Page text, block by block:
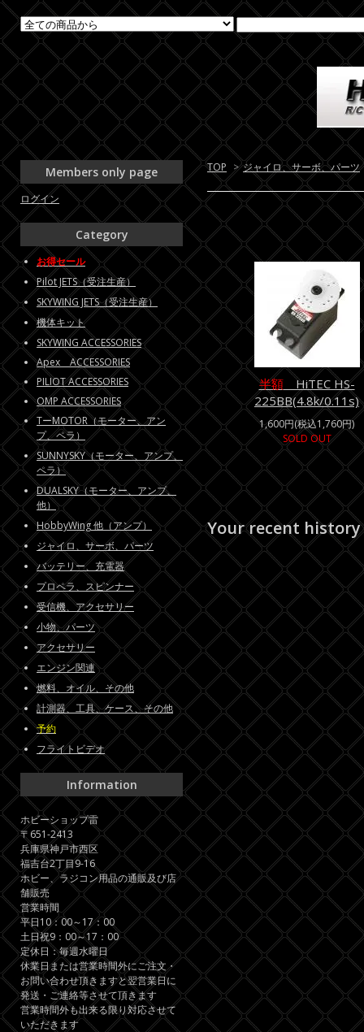
TOP > ジャイロ、サーボ、パーツ
半額HiTEC HS-
225BB(4.8k/0.11s)
1,600円(税込1,760円)
SOLD OUT
Your recent history
Members only page
ログイン
Category
お得セール
Pilot JETS（受注生産）
SKYWING JETS（受注生産）
機体キット
SKYWING ACCESSORIES
Apex ACCESSORIES
PILIOT ACCESSORIES
OMP ACCESSORIES
TーMOTOR（モーター、アン
プ、ペラ）
SUNNYSKY（モーター、アンプ、
ペラ）
DUALSKY（モーター、アンプ、
他）
HobbyWing 他（アンプ）
ジャイロ、サーボ、パーツ
バッテリー、充電器
プロペラ、スピンナー
受信機、アクセサリー
小物、パーツ
アクセサリー
エンジン関連
燃料、オイル、その他
計測器、工具、ケース、その他
予約
フライトビデオ
Information
ホビーショップ雷
〒651-2413
兵庫県神戸市西区
福吉台2丁目9-16
ホビー、ラジコン用品の通販及び店
舗販売
営業時間
平日10：00～17：00
土日祝9：00～17：00
定休日：毎週水曜日
休業日または営業時間外にご注文・
お問い合わせ頂きますと翌営業日に
発送・ご連絡等させて頂きます
営業時間外も出来る限り対応させて
いただきます